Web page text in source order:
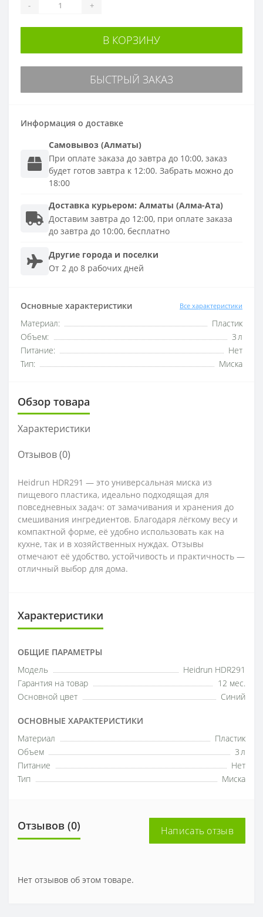
- +
В КОРЗИНУ
БЫСТРЫЙ ЗАКАЗ
Информация о доставке
Самовывоз (Алматы)
При оплате заказа до завтра до 10:00, заказ
будет готов завтра к 12:00. Забрать можно до
18:00
Доставка курьером: Алматы (Алма-Ата)
Доставим завтра до 12:00, при оплате заказа
до завтра до 10:00, бесплатно
Другие города и поселки
От 2 до 8 рабочих дней
Основные характеристики Все характеристики
Материал:
Пластик
Объем:
3 л
Питание:
Нет
Тип:
Миска
Обзор товара
Характеристики
Отзывов (0)
Heidrun HDR291 — это универсальная миска из
пищевого пластика, идеально подходящая для
повседневных задач: от замачивания и хранения до
смешивания ингредиентов. Благодаря лёгкому весу и
компактной форме, её удобно использовать как на
кухне, так и в хозяйственных нуждах. Отзывы
отмечают её удобство, устойчивость и практичность —
отличный выбор для дома.
Характеристики
ОБЩИЕ ПАРАМЕТРЫ
Модель
Heidrun HDR291
Гарантия на товар
12 мес.
Основной цвет
Синий
ОСНОВНЫЕ ХАРАКТЕРИСТИКИ
Материал
Пластик
Объем
3 л
Питание
Нет
Тип
Миска
Отзывов (0) Написать отзыв
Нет отзывов об этом товаре.